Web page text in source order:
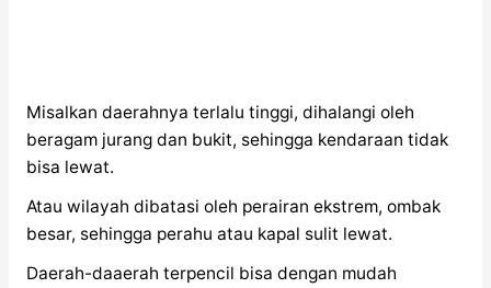
Misalkan daerahnya terlalu tinggi, dihalangi oleh
beragam jurang dan bukit, sehingga kendaraan tidak
bisa lewat.
Atau wilayah dibatasi oleh perairan ekstrem, ombak
besar, sehingga perahu atau kapal sulit lewat.
Daerah-daaerah terpencil bisa dengan mudah